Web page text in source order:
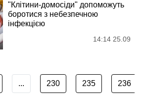
"Клітини-домосіди" допоможуть
боротися з небезпечною
інфекцією
14:14 25.09
... 230 235 236